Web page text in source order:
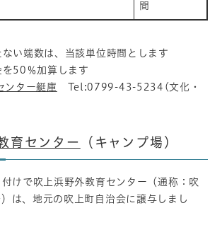
間
い端数は、当該単位時間とします
50％加算します
ンター艇庫
Tel:0799-43-5234(文化・
育センター （キャンプ場）
けで吹上浜野外教育センター（通称：吹
）は、地元の吹上町自治会に譲与しまし